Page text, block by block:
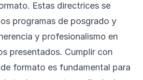
Estas directrices se
programas de posgrado y
y profesionalismo en
presentados. Cumplir con
formato es fundamental para